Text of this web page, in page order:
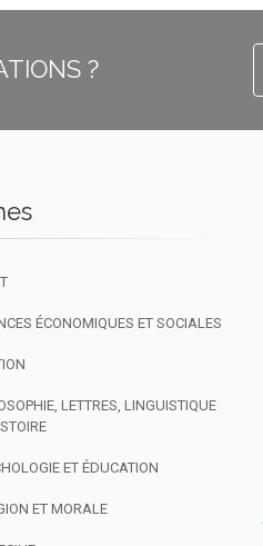
?
ÉCONOMIQUES ET SOCIALES
LETTRES, LINGUISTIQUE
ET ÉDUCATION
ET MORALE